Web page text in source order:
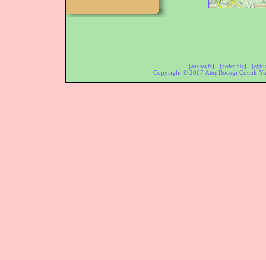
[ana sayfa] [neden biz] [
Copyright © 2007 Ateş Böceği Çocuk